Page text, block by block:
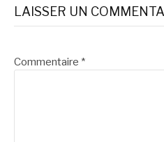
LAISSER UN
Commentaire *